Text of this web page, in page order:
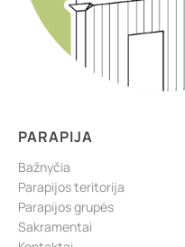
PARAPIJA
Bažnyčia
Parapijos teritorija
Parapijos grupės
Sakramentai